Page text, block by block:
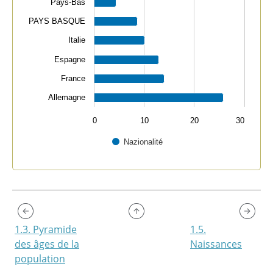
Nazionalité
Pays-Bas
PAYS BASQUE
Italie
Espagne
France
Allemagne
0 10 20 30
1.3. Pyramide
des âges de la
population
1.5.
Naissances